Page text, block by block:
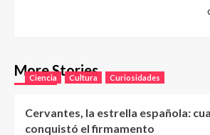
More Stories
Ciencia Cultura Curiosidades
Cervantes, la estrella española:
conquistó el firmamento